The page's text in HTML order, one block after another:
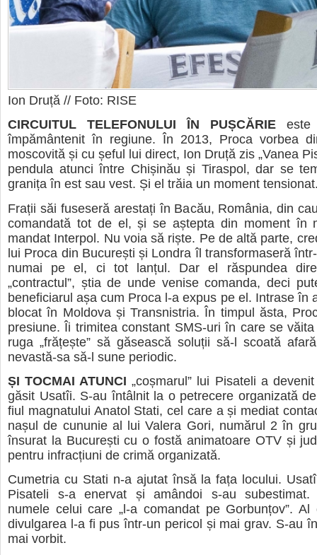
Ion Druță // Foto: RISE
CIRCUITUL TELEFONULUI ÎN PUȘCĂRIE este
împământenit în regiune. În 2013, Proca vorbea
moscovită și cu șeful lui direct, Ion Druță zis „Vanea
pendula atunci între Chișinău și Tiraspol, dar se
granița în est sau vest. Și el trăia un moment
Frații săi fuseseră arestați în Bacău, România, din
comandată tot de el, și se aștepta din moment în
mandat Interpol. Nu voia să riște. Pe de altă parte,
lui Proca din București și Londra îl transformaseră
numai pe el, ci tot lanțul. Dar el răspundea
„contractul”, știa de unde venise comanda, deci
beneficiarul așa cum Proca l-a expus pe el. Intrase în
blocat în Moldova și Transnistria. În timpul ăsta,
presiune. Îi trimitea constant SMS-uri în care se
ruga „frățește” să găsească soluții să-l scoată
nevastă-sa să-l sune periodic.
ȘI TOCMAI ATUNCI „coșmarul” lui Pisateli a
găsit Usatîi. S-au întâlnit la o petrecere organizată
fiul magnatului Anatol Stati, cel care a și mediat
nașul de cununie al lui Valera Gori, numărul 2 în
însurat la București cu o fostă animatoare OTV și
pentru infracțiuni de crimă organizată.
Cumetria cu Stati n-a ajutat însă la fața locului.
Pisateli s-a enervat și amândoi s-au subestimat.
numele celui care „l-a comandat pe Gorbunțov”.
divulgarea l-a fi pus într-un pericol și mai grav. S-au
mai vorbit.